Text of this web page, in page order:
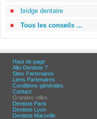
bridge dentaire
Tous les conseils ...
Haut de page
Allo-Dentiste ?
Sites Partenaires
Liens Partenaires
Conditions générales
Contact
Grandes villes :
Dentiste Paris
Dentiste Lyon
Dentiste Marseille